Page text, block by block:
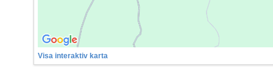
Visa interaktiv karta